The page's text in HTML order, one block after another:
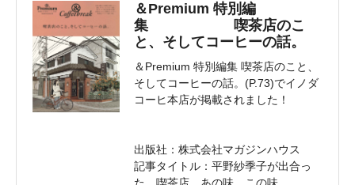
＆Premium 特別編
集 喫茶店のこ
と、そしてコーヒーの話。
＆Premium 特別編集 喫茶店のこと、
そしてコーヒーの話。(P.73)でイノダ
コーヒ本店が掲載されました！
出版社：株式会社マガジンハウス
記事タイトル：平野紗季子が出合っ